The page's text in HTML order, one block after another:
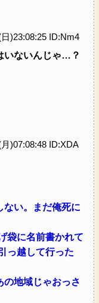
)23:08:25 ID:Nm4
いないんじゃ…？
)07:08:48 ID:XDA
ない。まだ俺死に
袋に名前書かれて
っ越して行った
の地域じゃおっさ